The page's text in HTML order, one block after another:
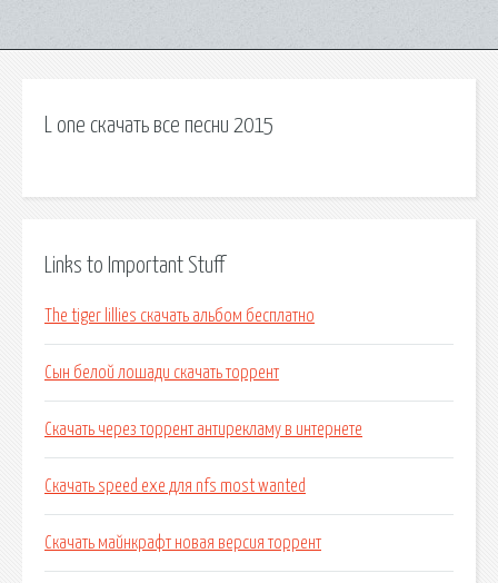
L one скачать все песни 2015
Links to Important Stuff
The tiger lillies скачать альбом бесплатно
Сын белой лошади скачать торрент
Скачать через торрент антирекламу в интернете
Скачать speed exe для nfs most wanted
Скачать майнкрафт новая версия торрент